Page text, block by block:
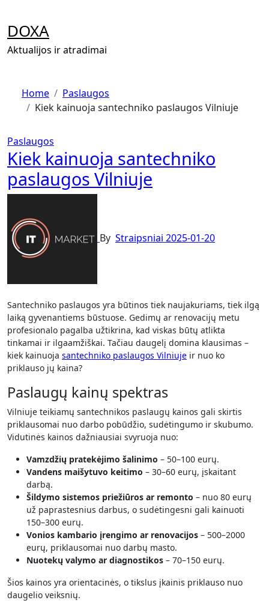
content
DOXA
Aktualijos ir atradimai
Home
Paslaugos
Kiek kainuoja santechniko paslaugos Vilniuje
Paslaugos
Kiek kainuoja santechniko
paslaugos Vilniuje
By Straipsniai 2025-01-20
Santechniko paslaugos yra būtinos tiek naujakuriams, tiek ilgą
laiką gyvenantiems būstuose. Gedimų ar renovacijų metu
profesionalo pagalba užtikrina, kad viskas būtų atlikta
tinkamai ir ilgaamžiškai. Tačiau daugelį domina klausimas –
kiek kainuoja santechniko paslaugos Vilniuje ir nuo ko
priklauso jų kaina?
Paslaugų kainų spektras
Vilniuje teikiamų santechnikos paslaugų kainos gali skirtis
priklausomai nuo darbo pobūdžio, sudėtingumo ir skubumo.
Vidutinės kainos dažniausiai svyruoja nuo:
Vamzdžių pratekėjimo šalinimo – 50–100 eurų.
Vandens maišytuvo keitimo – 30–60 eurų, įskaitant
darbą.
Šildymo sistemos priežiūros ar remonto – nuo 80 eurų
už paprastesnius darbus, o sudėtingesni gali kainuoti
150–300 eurų.
Vonios kambario įrengimo ar renovacijos – 500–2000
eurų, priklausomai nuo darbų masto.
Nuotekų valymo ar diagnostikos – 70–150 eurų.
Šios kainos yra orientacinės, o tikslus įkainis priklauso nuo
daugelio veiksnių.